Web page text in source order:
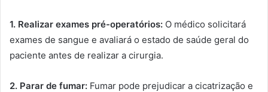
1. Realizar exames pré-operatórios: O médico solicitará
exames de sangue e avaliará o estado de saúde geral do
paciente antes de realizar a cirurgia.
2. Parar de fumar: Fumar pode prejudicar a cicatrização e